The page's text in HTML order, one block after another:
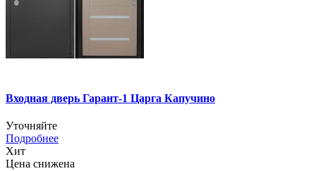
Входная дверь Гарант-1 Царга Капучино
Уточняйте
Подробнее
Хит
Цена снижена